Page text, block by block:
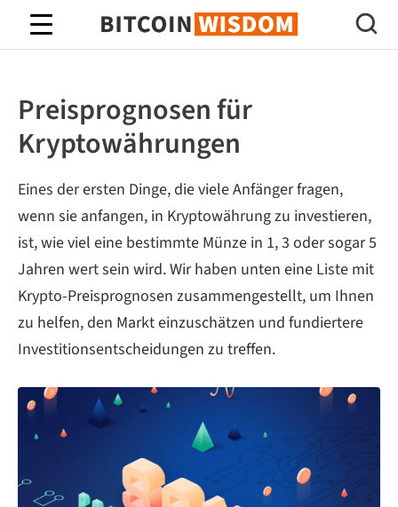
Bitcoin-Weisheit
Preisprognosen für
Kryptowährungen
Eines der ersten Dinge, die viele Anfänger fragen,
wenn sie anfangen, in Kryptowährung zu investieren,
ist, wie viel eine bestimmte Münze in 1, 3 oder sogar 5
Jahren wert sein wird. Wir haben unten eine Liste mit
Krypto-Preisprognosen zusammengestellt, um Ihnen
zu helfen, den Markt einzuschätzen und fundiertere
Investitionsentscheidungen zu treffen.